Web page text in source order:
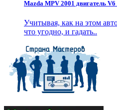
Mazda MPV 2001 двигатель
Учитывая, как на этом
что угодно, и гадать..